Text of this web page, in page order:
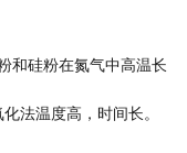
和硅粉在氮气中高温长
法温度高，时间长。